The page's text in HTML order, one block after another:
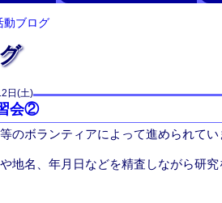
動ブログ
日(土)
会②
のボランティアによって進められてい
地名、年月日などを精査しながら研究